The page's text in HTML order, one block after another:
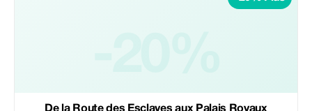
De la Route des Esclaves aux Palais Royaux